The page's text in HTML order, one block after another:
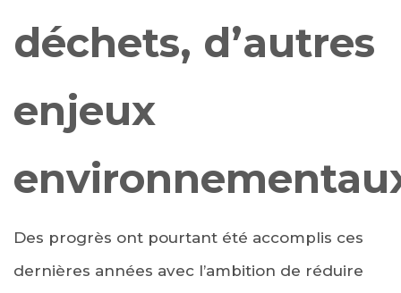
déchets, d’autres
enjeux
Des progrès ont pourtant été accomplis ces
dernières années avec l’ambition de réduire